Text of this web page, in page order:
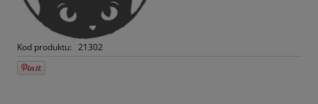
Kod produktu: 21302